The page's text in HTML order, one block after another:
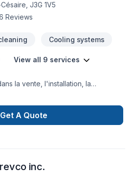
J3G 1V5
Reviews
Cooling systems
View all 9 services
la vente, l'installation, la
& commercial tel que:-
centrale)-Échangeur d'air -Système
Petite réfrigération (commercial)
Get A Quote
inc.